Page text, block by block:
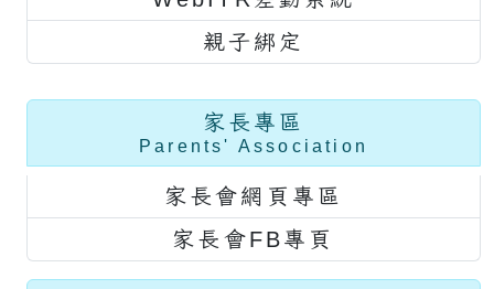
親子綁定
家長專區
Parents' Association
家長會網頁專區
家長會FB專頁